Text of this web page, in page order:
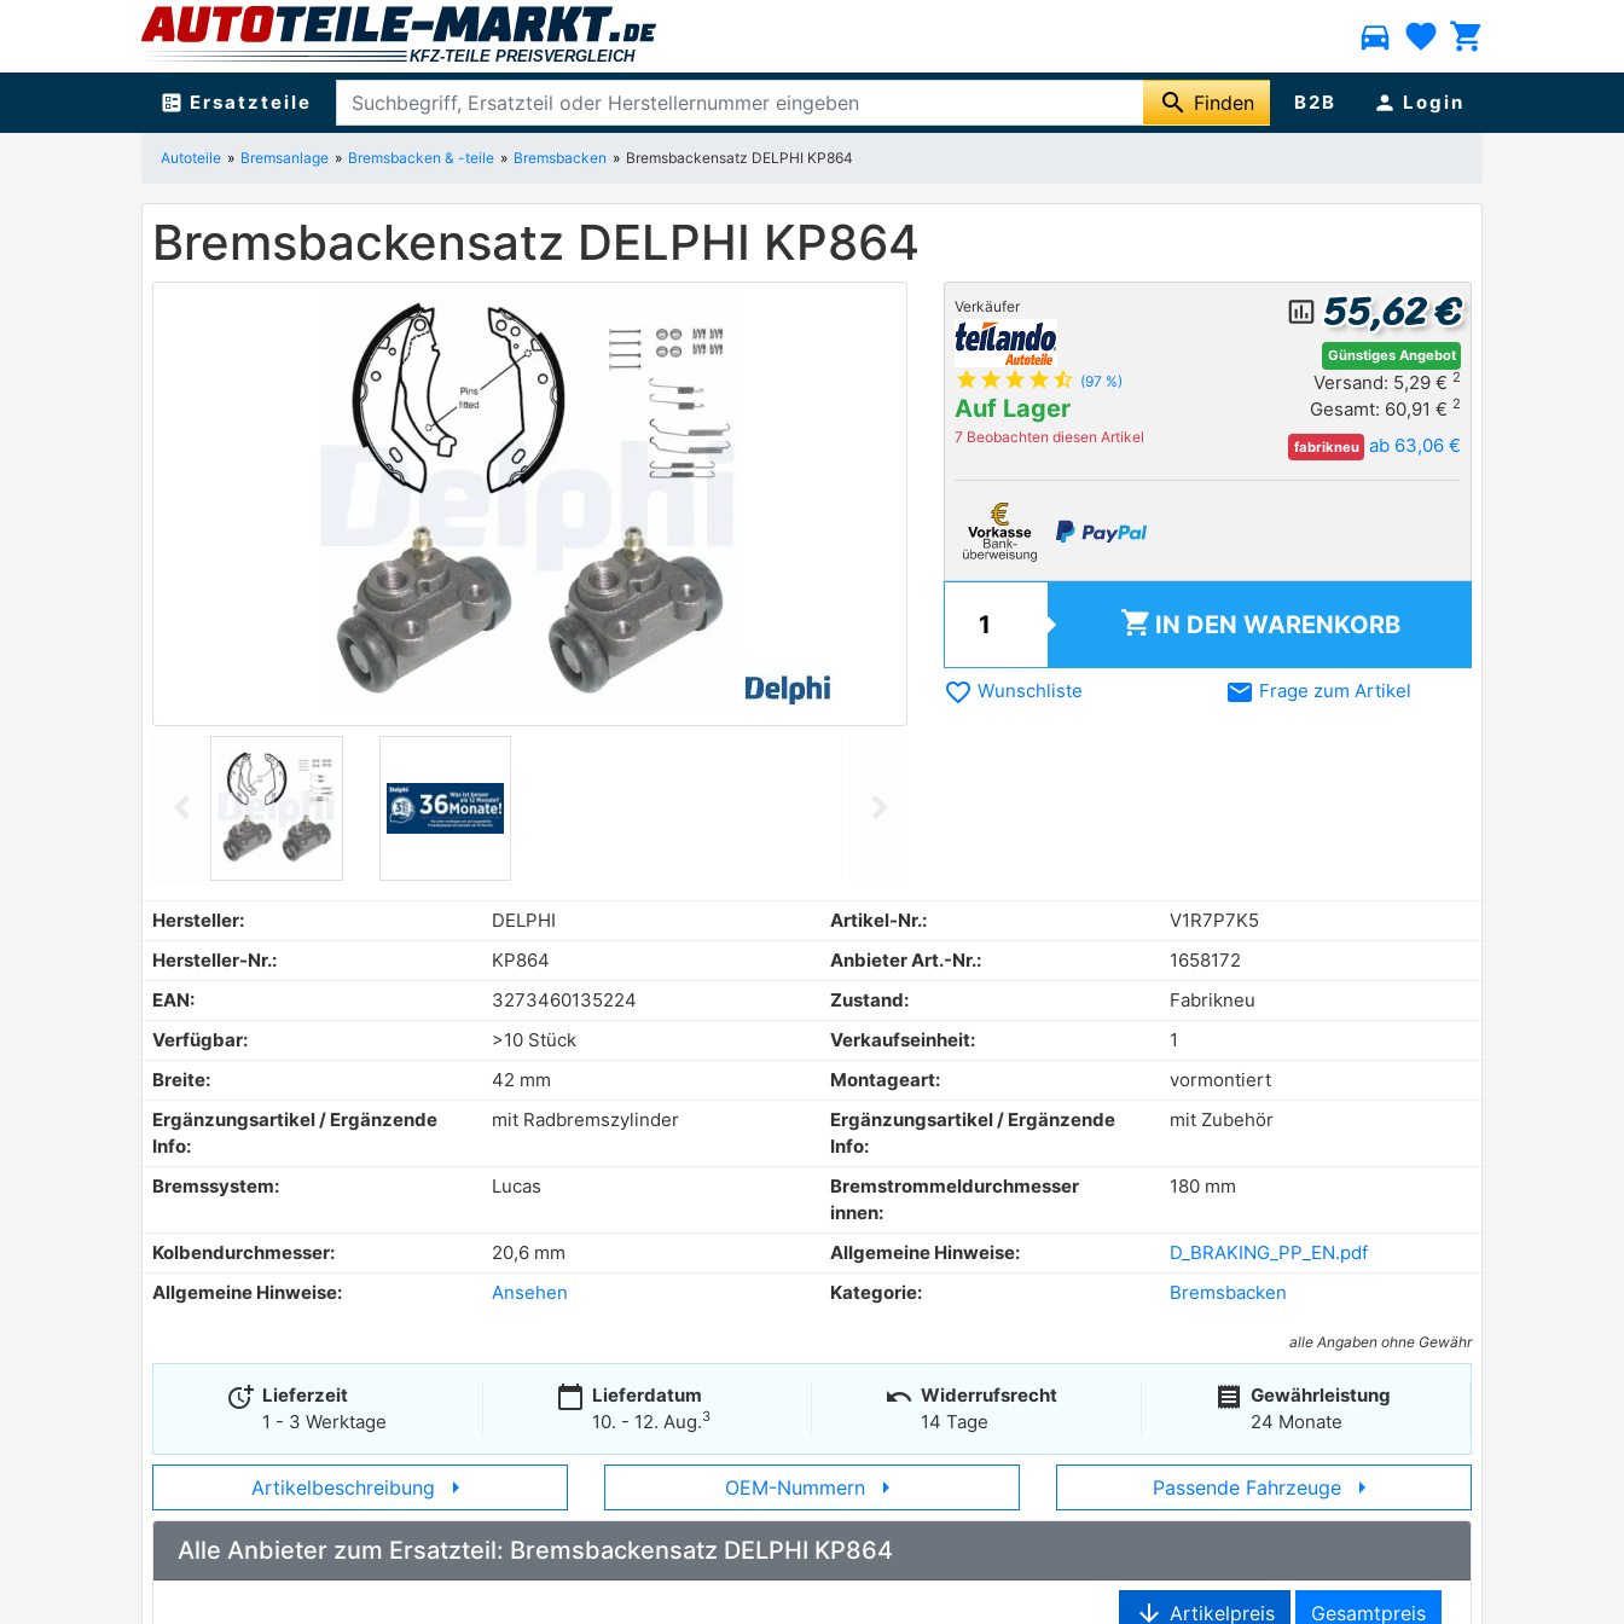
directions_car favorite shopping_cart
ballot Ersatzteile search Finden B2B person Login
Autoteile Bremsanlage Bremsbacken & -teile Bremsbacken Bremsbackensatz DELPHI KP864
Bremsbackensatz DELPHI KP864
Previous
Verkäufer
star star star star star_half (97 %)
Auf Lager
7 Beobachten diesen Artikel
insert_chart_outlined 55,62 €
Günstiges Angebot
Versand: 5,29 € 2
Gesamt: 60,91 € 2
fabrikneu ab 63,06 €
shopping_cart IN DEN WARENKORB
favorite_border Wunschliste email Frage zum Artikel
Hersteller: DELPHI Artikel-Nr.:
V1R7P7K5
Hersteller-Nr.:
KP864 Anbieter Art.-Nr.:
1658172
EAN:
3273460135224 Zustand:
Fabrikneu
Verfügbar:
>10 Stück Verkaufseinheit:
1
Breite:
42 mm Montageart:
vormontiert
Ergänzungsartikel / Ergänzende
Info:
mit Radbremszylinder
Ergänzungsartikel / Ergänzende
Info:
mit Zubehör
Bremssystem: Lucas
Bremstrommeldurchmesser
innen:
180 mm
Kolbendurchmesser: 20,6 mm Allgemeine Hinweise:
D_BRAKING_PP_EN.pdf
Allgemeine Hinweise:
Ansehen Kategorie: Bremsbacken
alle Angaben ohne Gewähr
more_time Lieferzeit
1 - 3 Werktage
calendar_today Lieferdatum
10. - 12. Aug.3
undo Widerrufsrecht
14 Tage
receipt Gewährleistung
24 Monate
Artikelbeschreibung arrow_right OEM-Nummern arrow_right Passende Fahrzeuge arrow_right
Alle Anbieter zum Ersatzteil: Bremsbackensatz DELPHI KP864
arrow_downward Artikelpreis Gesamtpreis